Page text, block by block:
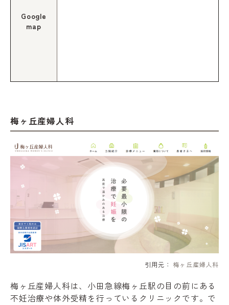
Google
map
梅ヶ丘産婦人科
引用元： 梅ヶ丘産婦人科
梅ヶ丘産婦人科は、小田急線梅ヶ丘駅の目の前にある
不妊治療や体外受精を行っているクリニックです。で